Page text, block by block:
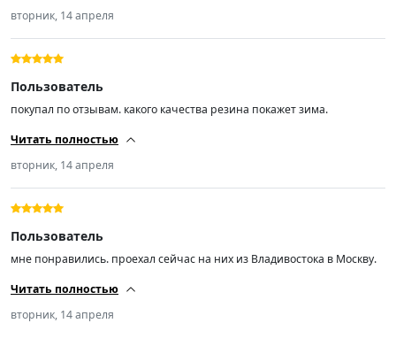
вторник, 14 апреля
Пользователь
покупал по отзывам. какого качества резина покажет зима.
Читать полностью
вторник, 14 апреля
Пользователь
мне понравились. проехал сейчас на них из Владивостока в Москву.
Читать полностью
вторник, 14 апреля